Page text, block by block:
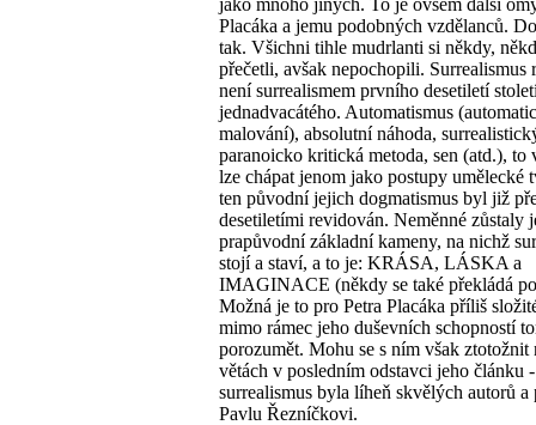
Placáka a jemu podobných vzdělanců.
tak. Všichni tihle mudrlanti si někdy,
přečetli, avšak nepochopili. Surrealismus
není surrealismem prvního desetiletí
jednadvacátého. Automatismus
malování), absolutní náhoda,
paranoicko kritická metoda, sen (atd.), to
lze chápat jenom jako postupy umělecké
ten původní jejich dogmatismus byl již
desetiletími revidován. Neměnné zůstaly
prapůvodní základní kameny, na nichž
stojí a staví, a to je: KRÁSA, LÁSKA a
IMAGINACE (někdy se také překládá
Možná je to pro Petra Placáka příliš
mimo rámec jeho duševních schopností
porozumět. Mohu se s ním však ztotožnit
větách v posledním odstavci jeho článku
surrealismus byla líheň skvělých autorů a
Pavlu Řezníčkovi.